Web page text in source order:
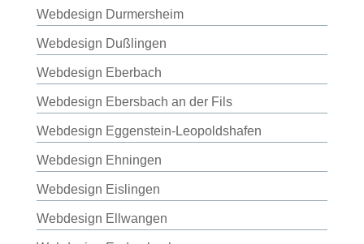
Webdesign Durmersheim
Webdesign Dußlingen
Webdesign Eberbach
Webdesign Ebersbach an der Fils
Webdesign Eggenstein-Leopoldshafen
Webdesign Ehningen
Webdesign Eislingen
Webdesign Ellwangen